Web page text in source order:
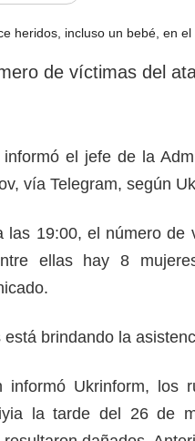
protección de
de víctimas del
el jefe de la
vía Telegram, según
las 19:00, el número de
ellas hay 8
está brindando la
informó Ukrinform, los
la tarde del 26 de